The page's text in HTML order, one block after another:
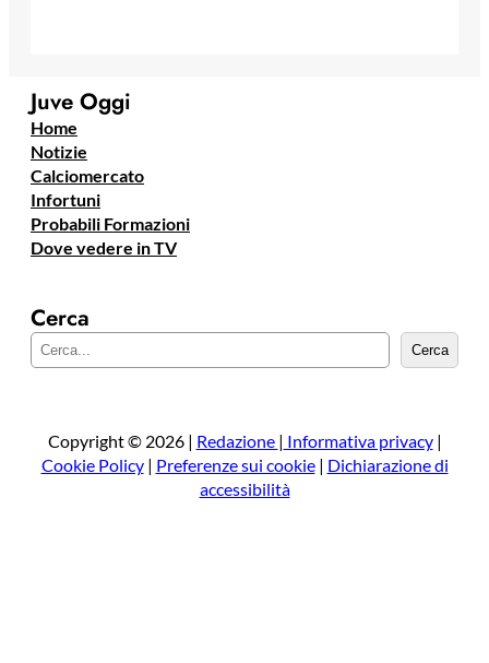
Juve Oggi
Home
Notizie
Calciomercato
Infortuni
Probabili Formazioni
Dove vedere in TV
Cerca
e
a
Cerca
Copyright © 2026 | Redazione | Informativa privacy|
Cookie Policy| Preferenze sui cookie| Dichiarazione di
accessibilità